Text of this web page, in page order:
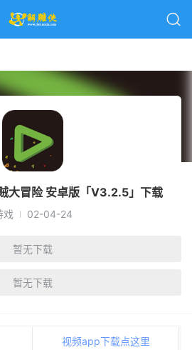
大冒险 安卓版「V3.2.5」下载
戏 02-04-24
暂无下载
暂无下载
视频app下载点这里